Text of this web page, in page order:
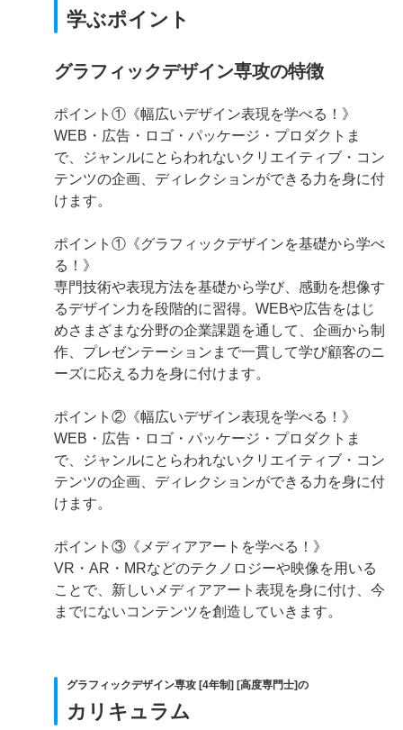
学ぶポイント
グラフィックデザイン専攻の特徴
ポイント①《幅広いデザイン表現を学べる！》
WEB・広告・ロゴ・パッケージ・プロダクトま
で、ジャンルにとらわれないクリエイティブ・コン
テンツの企画、ディレクションができる力を身に付
けます。
ポイント①《グラフィックデザインを基礎から学べ
る！》
専門技術や表現方法を基礎から学び、感動を想像す
るデザイン力を段階的に習得。WEBや広告をはじ
めさまざまな分野の企業課題を通して、企画から制
作、プレゼンテーションまで一貫して学び顧客のニ
ーズに応える力を身に付けます。
ポイント②《幅広いデザイン表現を学べる！》
WEB・広告・ロゴ・パッケージ・プロダクトま
で、ジャンルにとらわれないクリエイティブ・コン
テンツの企画、ディレクションができる力を身に付
けます。
ポイント③《メディアアートを学べる！》
VR・AR・MRなどのテクノロジーや映像を用いる
ことで、新しいメディアアート表現を身に付け、今
までにないコンテンツを創造していきます。
グラフィックデザイン専攻 [4年制] [高度専門士]の
カリキュラム